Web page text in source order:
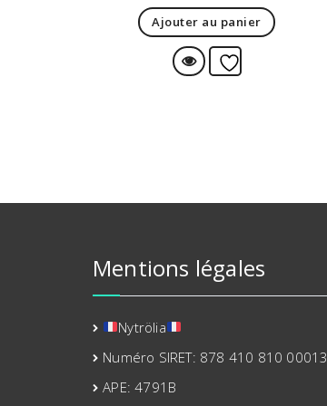
Ajouter au panier
Vue Rapide
Mentions légales
Nytrölia
Numéro SIRET: 878 410 810 00013
APE: 4791B